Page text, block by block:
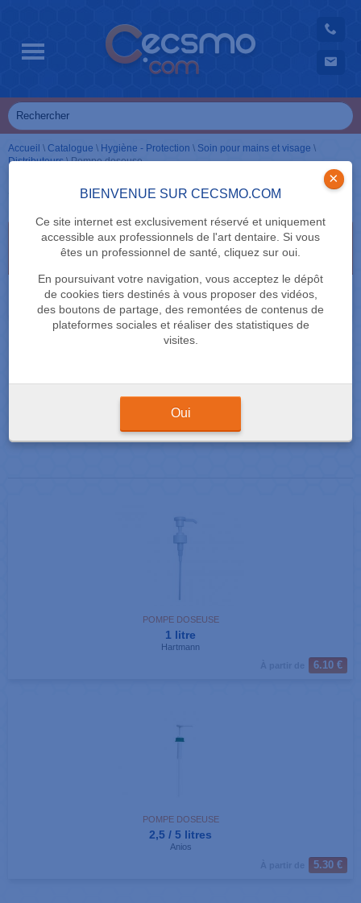
BIENVENUE SUR CECSMO.COM
Ce site internet est exclusivement réservé et uniquement
accessible aux professionnels de l'art dentaire. Si vous
êtes un professionnel de santé, cliquez sur oui.
En poursuivant votre navigation, vous acceptez le dépôt
de cookies tiers destinés à vous proposer des vidéos,
des boutons de partage, des remontées de contenus de
plateformes sociales et réaliser des statistiques de
visites.
×
Oui
Accueil \ Catalogue \ Hygiène - Protection \ Soin pour mains et visage \
Distributeurs\Pompe doseuse
Pompe doseuse
Sélectionnez vos critères de recherche en cliquant
MARQUE
Résultats de votre recherche : 2 produits correspondants
POMPE DOSEUSE
1 litre
Hartmann
6.10 €
POMPE DOSEUSE
2,5 / 5 litres
Anios
5.30 €